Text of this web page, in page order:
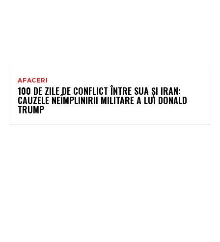
AFACERI
100 DE ZILE DE CONFLICT ÎNTRE SUA ȘI IRAN:
CAUZELE NEÎMPLINIRII MILITARE A LUI DONALD
TRUMP